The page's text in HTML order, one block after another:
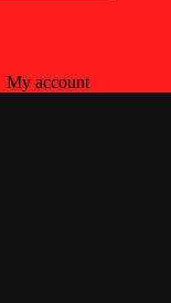
My account